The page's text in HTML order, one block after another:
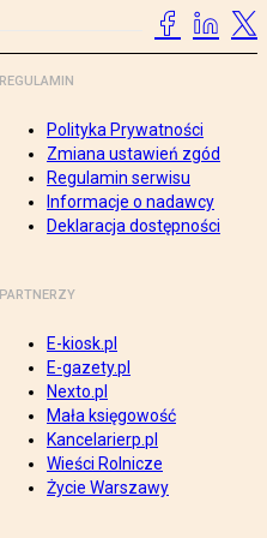
REGULAMIN
Polityka Prywatności
Zmiana ustawień zgód
Regulamin serwisu
Informacje o nadawcy
Deklaracja dostępności
PARTNERZY
E-kiosk.pl
E-gazety.pl
Nexto.pl
Mała księgowość
Kancelarierp.pl
Wieści Rolnicze
Życie Warszawy